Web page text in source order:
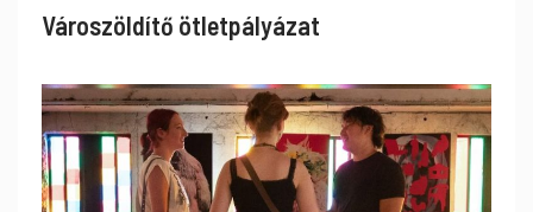
Városzöldítő ötletpályázat